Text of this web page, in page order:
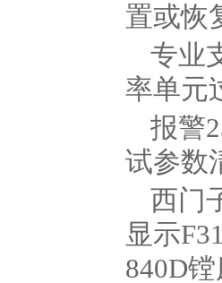
置或恢
专业
率单元
报警
试参数
西门
显示
840D